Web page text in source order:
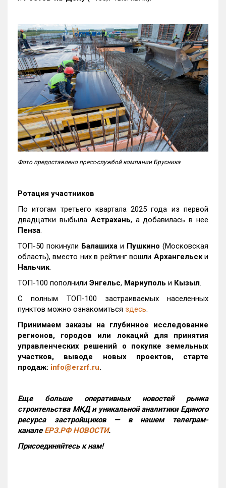
Фото предоставлено пресс-службой компании Брусника
Ротация участников
По итогам третьего квартала 2025 года из первой
двадцатки выбыла Астрахань, а добавилась в нее
Пенза.
ТОП-50 покинули Балашиха и Пушкино (Московская
область), вместо них в рейтинг вошли Архангельски
Нальчик.
ТОП-100 пополнили Энгельс, Мариуполь и Кызыл.
С полным ТОП-100 застраиваемых населенных
пунктов можно ознакомиться здесь.
Принимаем заказы на глубинное исследование
регионов, городов или локаций для принятия
управленческих решений о покупке земельных
участков, выводе новых проектов, старте
продаж: info@erzrf.ru.
Еще больше оперативных новостей рынка
строительства МКД и уникальной аналитики Единого
ресурса застройщиков — в нашем телеграм-
канале ЕРЗ.РФ НОВОСТИ.
Присоединяйтесь к нам!